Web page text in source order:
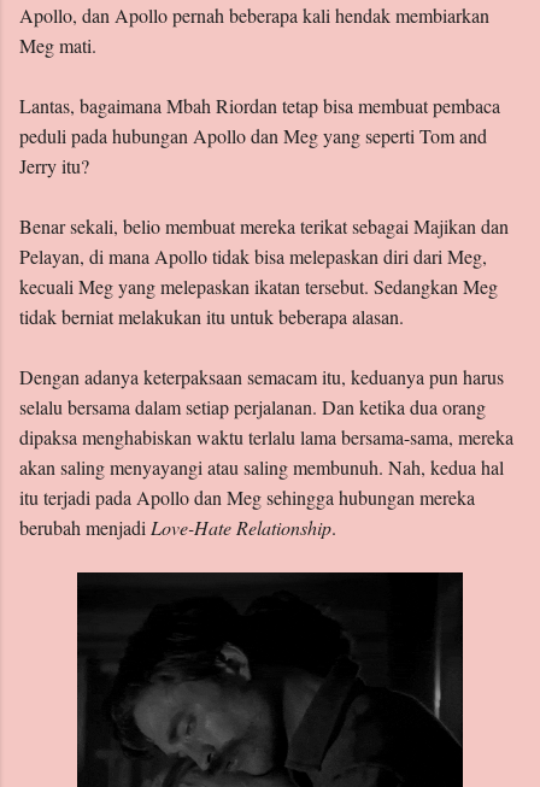
Apollo, dan Apollo pernah beberapa kali hendak membiarkan
Meg mati.
Lantas, bagaimana Mbah Riordan tetap bisa membuat pembaca
peduli pada hubungan Apollo dan Meg yang seperti Tom and
Jerry itu?
Benar sekali, belio membuat mereka terikat sebagai Majikan dan
Pelayan, di mana Apollo tidak bisa melepaskan diri dari Meg,
kecuali Meg yang melepaskan ikatan tersebut. Sedangkan Meg
tidak berniat melakukan itu untuk beberapa alasan.
Dengan adanya keterpaksaan semacam itu, keduanya pun harus
selalu bersama dalam setiap perjalanan. Dan ketika dua orang
dipaksa menghabiskan waktu terlalu lama bersama-sama, mereka
akan saling menyayangi atau saling membunuh. Nah, kedua hal
itu terjadi pada Apollo dan Meg sehingga hubungan mereka
berubah menjadi Love-Hate Relationship.